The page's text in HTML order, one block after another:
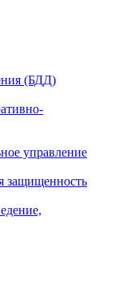
(БДД)
управление
защищенность